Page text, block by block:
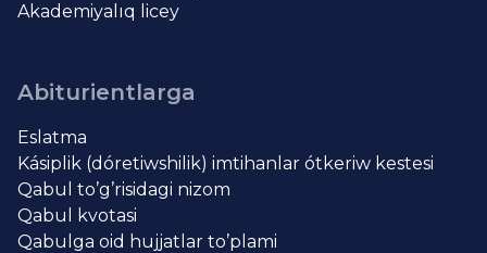
Akademiyalıq licey
Abiturientlarga
Eslatma
Kásiplik (dóretiwshilik) imtihanlar ótkeriw kestesi
Qabul to’g’risidagi nizom
Qabul kvotasi
Qabulga oid hujjatlar to’plami